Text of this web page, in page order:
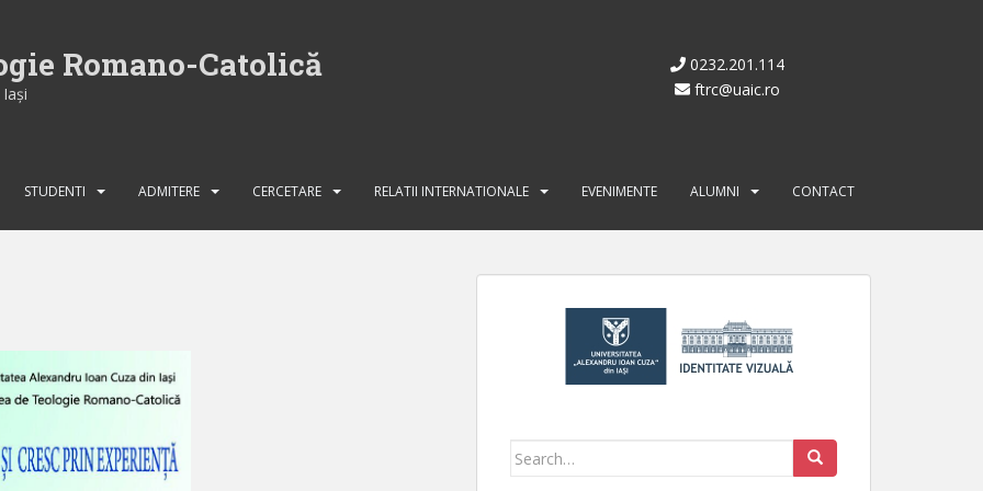
Romano-Catolică
0232.201.114
ftrc@uaic.ro
STUDENTI ADMITERE CERCETARE RELATII INTERNATIONALE EVENIMENTE ALUMNI CONTACT
Search for: